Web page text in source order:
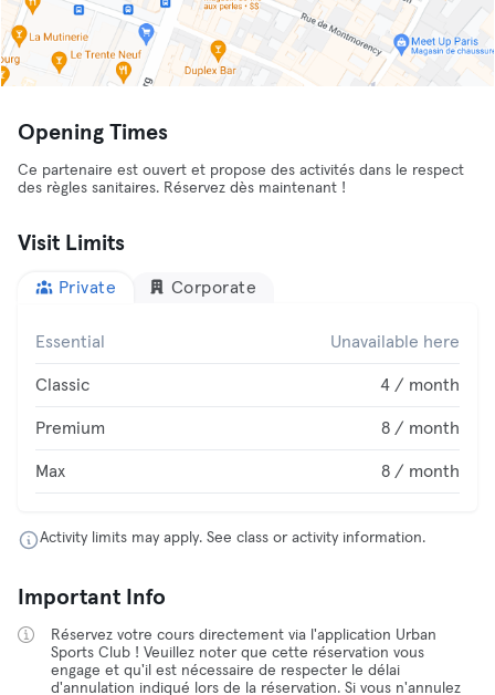
Opening Times
Ce partenaire est ouvert et propose des activités dans le respect
des règles sanitaires. Réservez dès maintenant !
Visit Limits
Private Corporate
Essential Unavailable here
Classic 4 / month
Premium 8 / month
Max 8 / month
Activity limits may apply. See class or activity information.
Important Info
Réservez votre cours directement via l'application Urban
Sports Club ! Veuillez noter que cette réservation vous
engage et qu'il est nécessaire de respecter le délai
d'annulation indiqué lors de la réservation. Si vous n'annulez